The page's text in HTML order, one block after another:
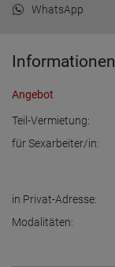
WhatsApp
Informationen
Angebot
Teil-Vermietung:
für Sexarbeiter/in:
in Privat-Adresse:
Modalitäten: